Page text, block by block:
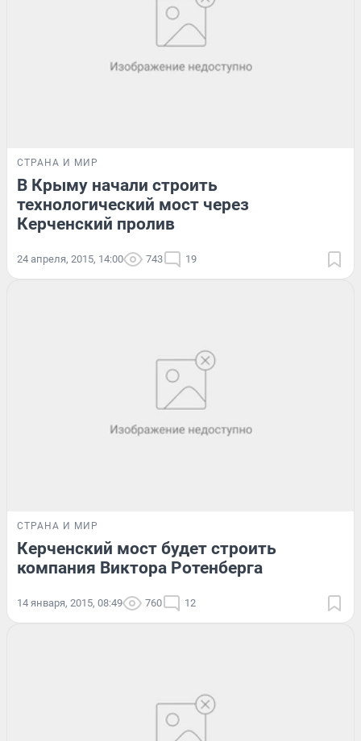
СТРАНА И МИР
В Крыму начали строить
технологический мост через
Керченский пролив
24 апреля, 2015, 14:00 743 19
СТРАНА И МИР
Керченский мост будет строить
компания Виктора Ротенберга
14 января, 2015, 08:49 760 12